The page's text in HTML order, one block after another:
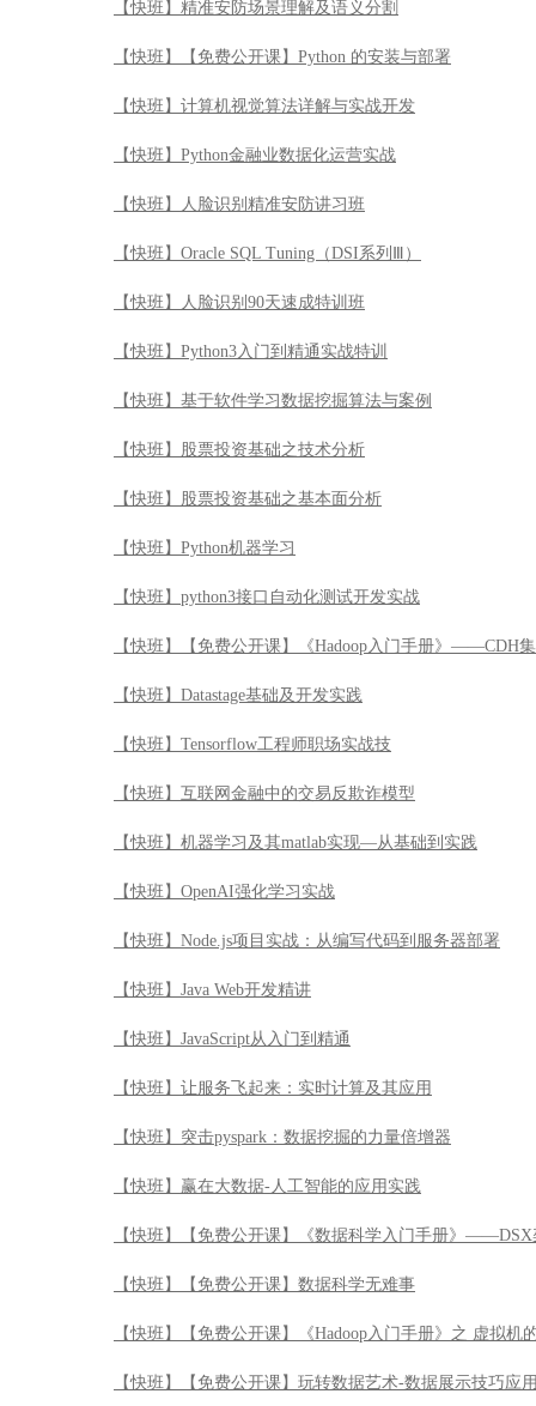
【快班】Oracle SQL Tuning（DSI系列Ⅲ）
【快班】人脸识别90天速成特训班
【快班】Python3入门到精通实战特训
【快班】基于软件学习数据挖掘算法与案例
【快班】股票投资基础之技术分析
【快班】股票投资基础之基本面分析
【快班】Python机器学习
【快班】python3接口自动化测试开发实战
【快班】【免费公开课】《Hadoop入门手册》——CDH
【快班】Datastage基础及开发实践
【快班】Tensorflow工程师职场实战技
【快班】互联网金融中的交易反欺诈模型
【快班】机器学习及其matlab实现—从基础到实践
【快班】OpenAI强化学习实战
【快班】Node.js项目实战：从编写代码到服务器部署
【快班】Java Web开发精讲
【快班】JavaScript从入门到精通
【快班】让服务飞起来：实时计算及其应用
【快班】突击pyspark：数据挖掘的力量倍增器
【快班】赢在大数据-人工智能的应用实践
【快班】【免费公开课】《数据科学入门手册》——DSX
【快班】【免费公开课】数据科学无难事
【快班】【免费公开课】《Hadoop入门手册》之 虚拟机
【快班】【免费公开课】玩转数据艺术-数据展示技巧应
【快班】【免费公开课】玩转数据科学——IBM DSX
【快班】【免费公开课】《Hadoop入门手册》——Apache
【快班】【免费公开课】赢在大数据-数据化运营落地实
【快班】大数据管理
【快班】Streams流计算引航公开课